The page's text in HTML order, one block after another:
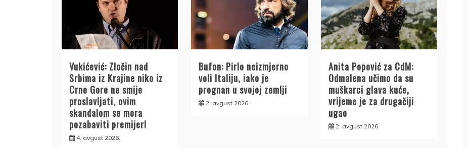
Vukićević: Zločin nad
Srbima iz Krajine niko iz
Crne Gore ne smije
proslavljati, ovim
skandalom se mora
pozabaviti premijer!
4. avgust 2026.
Bufon: Pirlo neizmjerno
voli Italiju, iako je
prognan u svojoj zemlji
2. avgust 2026.
Anita Popović za CdM:
Odmalena učimo da su
muškarci glava kuće,
vrijeme je za drugačiji
ugao
2. avgust 2026.